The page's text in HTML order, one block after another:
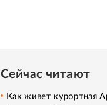
Сейчас читают
Как живет курортная